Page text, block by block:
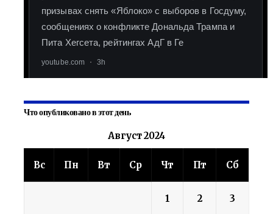
Что опубликовано в этот день
Август 2024
Вс Пн Вт Ср Чт Пт Сб
1 2 3